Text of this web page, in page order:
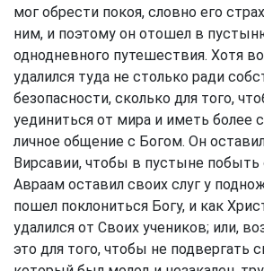
мог обрести покоя, словно его
ним, и поэтому он отошел в
однодневного путешествия. Хотя
удалился туда не столько ради
безопасности, сколько для того,
уединиться от мира и иметь более
личное общение с Богом. Он
Вирсавии, чтобы в пустыне побыть
Авраам оставил своих слуг у
пошел поклониться Богу, и как
удалился от Своих учеников; или,
это для того, чтобы не подвергать